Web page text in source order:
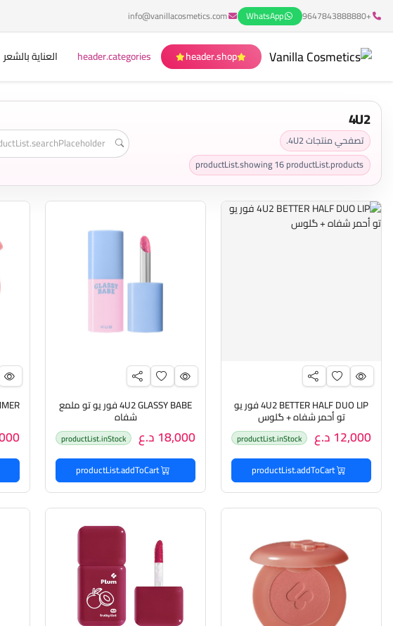
+9647843888880
WhatsApp
info@vanillacosmetics.com
header.shop
header.categories العناية بالشعر
4U2
تصفحي منتجات 4U2.
productList.showing16productList.products
4U2 BETTER HALF DUO LIP فور يو
تو أحمر شفاه + گلوس
12,000 د.ع productList.inStock
productList.addToCart
4U2 GLASSY BABE فور يو تو ملمع
شفاه
18,000 د.ع productList.inStock
productList.addToCart